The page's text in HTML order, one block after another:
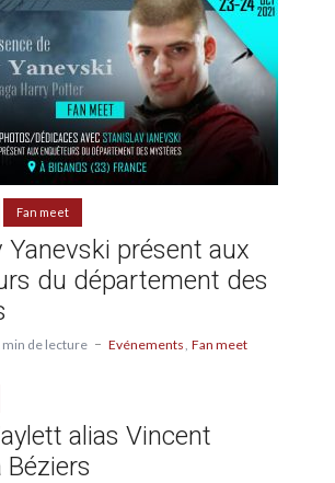
Fan meet
Yanevski présent aux
du département des
min de lecture Evénements Fan meet
alias Vincent
Béziers